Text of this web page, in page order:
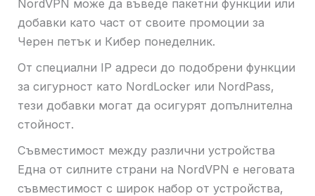
NordVPN може да въведе пакетни функции или
добавки като част от своите промоции за
Черен петък и Кибер понеделник.
От специални IP адреси до подобрени функции
за сигурност като NordLocker или NordPass,
тези добавки могат да осигурят допълнителна
стойност.
Съвместимост между различни устройства
Една от силните страни на NordVPN е неговата
съвместимост с широк набор от устройства,